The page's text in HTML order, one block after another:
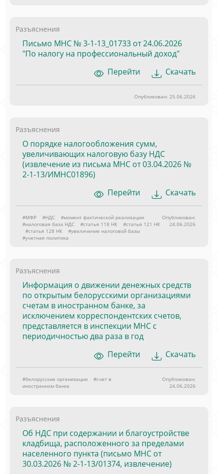
Разъяснения
Письмо МНС № 3-1-13_01733 от 24.06.2026
"По налогу на профессиональный доход"
Перейти
Скачать
Опубликован: 25.06.2026
Разъяснения
О порядке налогообложения сумм,
увеличивающих налоговую базу НДС
(извлечение из письма МНС от 03.04.2026 №
2-1-13/ИМНС01896)
Перейти
Скачать
#МФР #НДС
#момент фактической реализации
#налоговая база НДС
#статья 118 НК
#статья 121 НК
#статья 128 НК
#увеличение налоговой базы
#учетная политика
Опубликован:
24.06.2026
Разъяснения
Информация о движении денежных средств
по открытым белорусскими организациями
счетам в иностранном банке, за
исключением корреспондентских счетов,
представляется в инспекции МНС с
периодичностью два раза в год
Перейти
Скачать
#белорусские организации
#счет в
иностранном банке
Опубликован:
24.06.2026
Разъяснения
Об НДС при содержании и благоустройстве
кладбища, расположенного за пределами
населенного пункта (письмо МНС от
30.03.2026 № 2-1-13/01374, извлечение)